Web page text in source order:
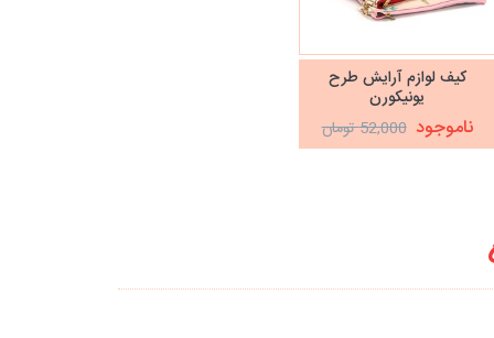
کیف لوازم آرایش طرح
یونیکورن
ناموجود 52,000 تومان